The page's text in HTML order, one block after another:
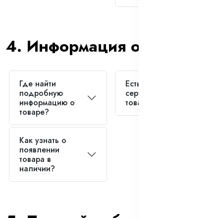
4. Информация о товарах
Где найти
подробную
информацию о
товаре?
Есть ли у вас
сертификаты на
товары?
Как узнать о
появлении
товара в
наличии?